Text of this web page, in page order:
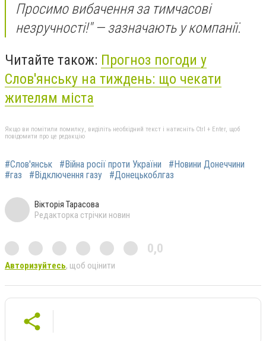
Просимо вибачення за тимчасові
незручності!" — зазначають у компанії.
Читайте також: Прогноз погоди у
Слов'янську на тиждень: що чекати
жителям міста
Якщо ви помітили помилку, виділіть необхідний текст і натисніть Ctrl + Enter, щоб
повідомити про це редакцію
#Слов'янськ #Війна росії проти України
#Новини Донеччини
#газ
#Відключення газу #Донецькоблгаз
Вікторія Тарасова
Редакторка стрічки новин
0,0
Авторизуйтесь, щоб оцінити